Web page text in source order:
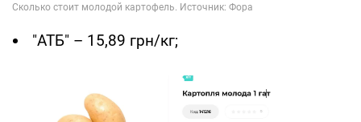
"АТБ" – 15,89 грн/кг;